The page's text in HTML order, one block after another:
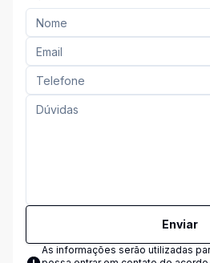
Enviar
As informações serão utilizadas